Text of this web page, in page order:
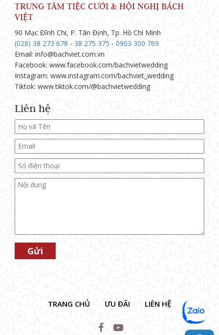
TRUNG TÂM TIỆC CƯỚI & HỘI NGHỊ BÁCH
VIỆT
90 Mạc Đĩnh Chi, P. Tân Định, Tp. Hồ Chí Minh
(028) 38 273 678 - 38 275 375 - 0903 300 769
Email: info@bachviet.com.vn
Facebook: www.facebook.com/bachvietwedding
Instagram: www.instagram.com/bachviet_wedding
Tiktok: www.tiktok.com/@bachvietwedding
Liên hệ
TRANG CHỦ ƯU ĐÃI LIÊN HỆ